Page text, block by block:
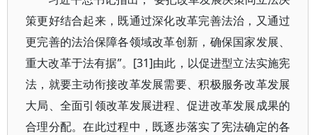
策更好结合起来，既通过深化改革完善法治，又通过
更完善的法治保障各领域改革创新，确保国家发展、
重大改革于法有据”。[31]由此，以促进型立法实施宪
法，就要主动衔接改革发展需要、积极服务改革发展
大局、全面引领改革发展进程、促进改革发展成果的
合理分配。在此过程中，既逐步落实了宪法确定的各